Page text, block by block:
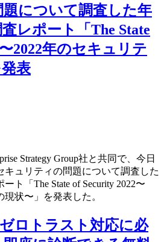
について調査した年
レポート「The State
2022年のセキュリテ
表
Strategy Group社と共同で、今日
キュリティの問題について調査した
ト「The State of Security 2022〜
状〜」を発表した。
ロトラスト対応に必